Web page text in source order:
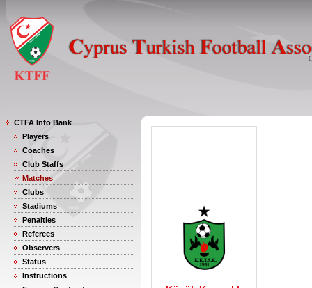
CTFA Info Bank
Players
Coaches
Club Staffs
Matches
Clubs
Stadiums
Penalties
Referees
Observers
Status
Instructions